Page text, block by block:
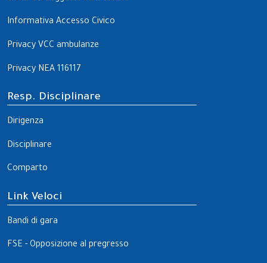
Informativa Accesso Civico
Privacy VCC ambulanze
Privacy NEA 116117
Resp. Disciplinare
Dirigenza
Disciplinare
Comparto
Link Veloci
Bandi di gara
FSE - Opposizione al pregresso